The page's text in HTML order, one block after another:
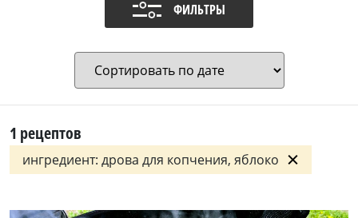
ФИЛЬТРЫ
1 рецептов
ингредиент: дрова для копчения, яблоко